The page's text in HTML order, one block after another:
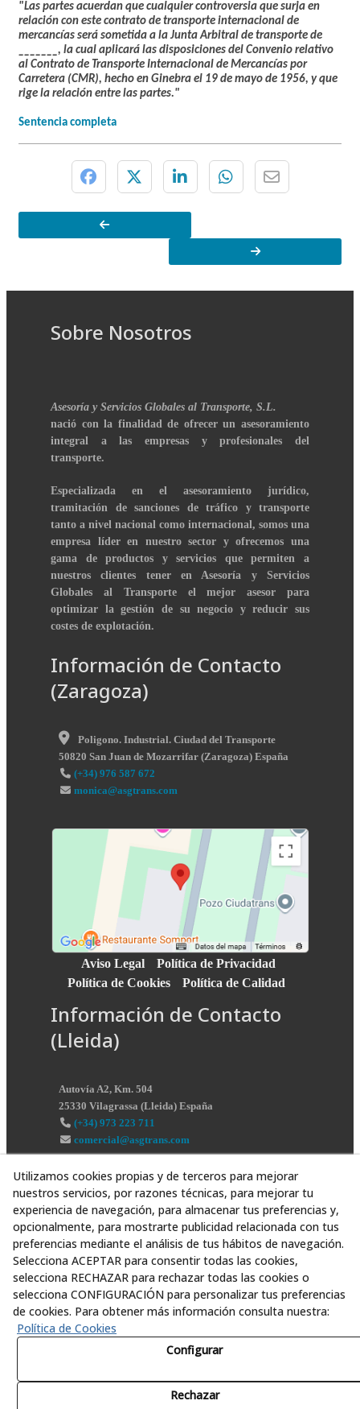
"Las partes acuerdan que cualquier controversia que surja en
relación con este contrato de transporte internacional de
mercancías será sometida a la Junta Arbitral de transporte de
_______, la cual aplicará las disposiciones del Convenio relativo
al Contrato de Transporte Internacional de Mercancías por
Carretera (CMR), hecho en Ginebra el 19 de mayo de 1956, y que
rige la relación entre las partes."
Sentencia completa
Sobre Nosotros
Asesoría y Servicios Globales al Transporte, S.L.
nació con la finalidad de ofrecer un asesoramiento
integral a las empresas y profesionales del
transporte.
Especializada en el asesoramiento jurídico,
tramitación de sanciones de tráfico y transporte
tanto a nivel nacional como internacional, somos una
empresa líder en nuestro sector y ofrecemos una
gama de productos y servicios que permiten a
nuestros clientes tener en Asesoría y Servicios
Globales al Transporte el mejor asesor para
optimizar la gestión de su negocio y reducir sus
costes de explotación.
Información de Contacto
(Zaragoza)
Poligono. Industrial. Ciudad del Transporte
50820 San Juan de Mozarrifar (Zaragoza) España
(+34) 976 587 672
monica@asgtrans.com
Aviso Legal
Política de Privacidad
Política de Cookies
Política de Calidad
Información de Contacto
(Lleida)
Autovía A2, Km. 504
25330 Vilagrassa (Lleida) España
(+34) 973 223 711
comercial@asgtrans.com
Utilizamos cookies propias y de terceros para mejorar
nuestros servicios, por razones técnicas, para mejorar tu
experiencia de navegación, para almacenar tus preferencias y,
opcionalmente, para mostrarte publicidad relacionada con tus
preferencias mediante el análisis de tus hábitos de navegación.
Selecciona ACEPTAR para consentir todas las cookies,
selecciona RECHAZAR para rechazar todas las cookies o
selecciona CONFIGURACIÓN para personalizar tus preferencias
de cookies. Para obtener más información consulta nuestra:
Política de Cookies
Configurar
Rechazar